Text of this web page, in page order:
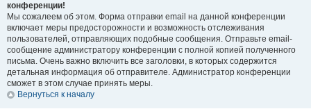
конференции!
Мы сожалеем об этом. Форма отправки email на данной конференции
включает меры предосторожности и возможность отслеживания
пользователей, отправляющих подобные сообщения. Отправьте email-
сообщение администратору конференции с полной копией полученного
письма. Очень важно включить все заголовки, в которых содержится
детальная информация об отправителе. Администратор конференции
сможет в этом случае принять меры.
Вернуться к началу